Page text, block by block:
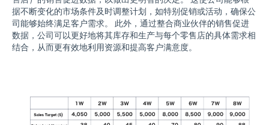
据不断变化的市场条件及时调整计划，如特别促销或活动，确保公
司能够始终满足客户需求。 此外，通过整合商业伙伴的销售促进
数据，公司可以更好地将其库存和生产与每个零售店的具体需求相
结合，从而更有效地利用资源和提高客户满意度。